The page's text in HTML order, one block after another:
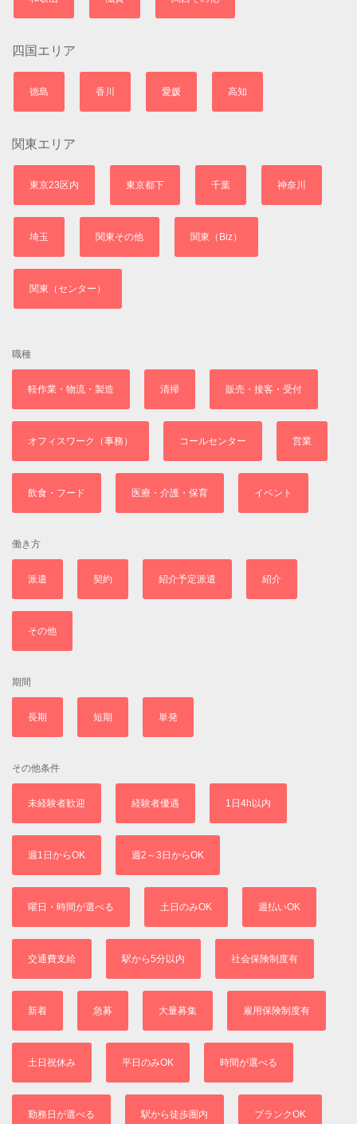
四国エリア
徳島 香川 愛媛 高知
関東エリア
東京23区内 東京都下 千葉 神奈川
埼玉 関東その他 関東（Biz）
関東（センター）
職種
軽作業・物流・製造 清掃 販売・接客・受付
オフィスワーク（事務） コールセンター 営業
飲食・フード 医療・介護・保育 イベント
働き方
派遣 契約 紹介予定派遣 紹介
その他
期間
長期 短期 単発
その他条件
未経験者歓迎 経験者優遇 1日4h以内
週1日からOK 週2～3日からOK
曜日・時間が選べる 土日のみOK 週払いOK
交通費支給 駅から5分以内 社会保険制度有
新着 急募 大量募集 雇用保険制度有
土日祝休み 平日のみOK 時間が選べる
勤務日が選べる 駅から徒歩圏内 ブランクOK